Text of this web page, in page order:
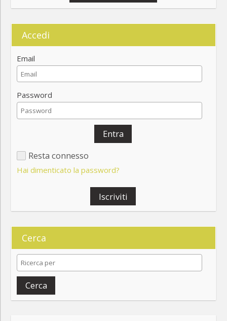
Accedi
Email
Password
Entra
Resta connesso
Hai dimenticato la password?
Iscriviti
Cerca
Cerca